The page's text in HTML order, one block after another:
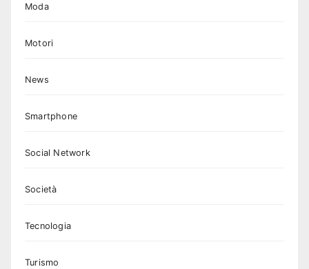
Moda
Motori
News
Smartphone
Social Network
Società
Tecnologia
Turismo